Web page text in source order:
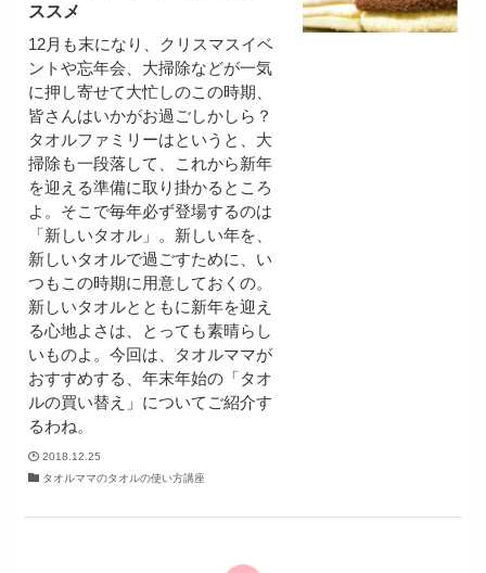
ススメ
12月も末になり、クリスマスイベ
ントや忘年会、大掃除などが一気
に押し寄せて大忙しのこの時期、
皆さんはいかがお過ごしかしら？
タオルファミリーはというと、大
掃除も一段落して、これから新年
を迎える準備に取り掛かるところ
よ。そこで毎年必ず登場するのは
「新しいタオル」。新しい年を、
新しいタオルで過ごすために、い
つもこの時期に用意しておくの。
新しいタオルとともに新年を迎え
る心地よさは、とっても素晴らし
いものよ。今回は、タオルママが
おすすめする、年末年始の「タオ
ルの買い替え」についてご紹介す
るわね。
2018.12.25
タオルママのタオルの使い方講座